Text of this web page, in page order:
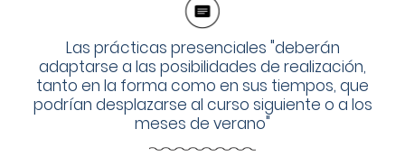
Las prácticas presenciales "deberán
adaptarse a las posibilidades de realización,
tanto en la forma como en sus tiempos, que
podrían desplazarse al curso siguiente o a los
meses de verano"